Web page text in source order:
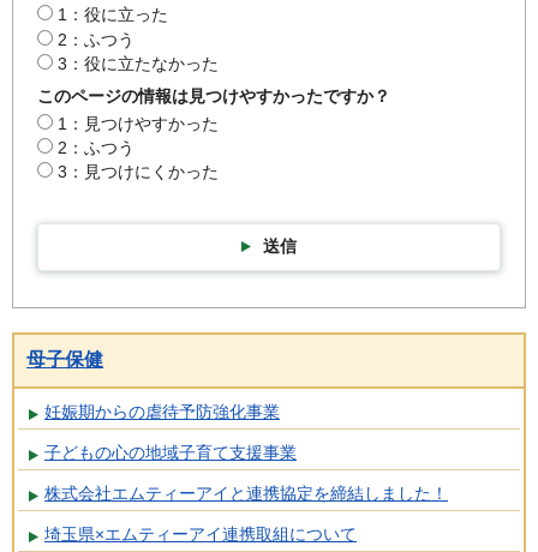
1：役に立った
2：ふつう
3：役に立たなかった
このページの情報は見つけやすかったですか？
1：見つけやすかった
2：ふつう
3：見つけにくかった
送信
母子保健
妊娠期からの虐待予防強化事業
子どもの心の地域子育て支援事業
株式会社エムティーアイと連携協定を締結しました！
埼玉県×エムティーアイ連携取組について